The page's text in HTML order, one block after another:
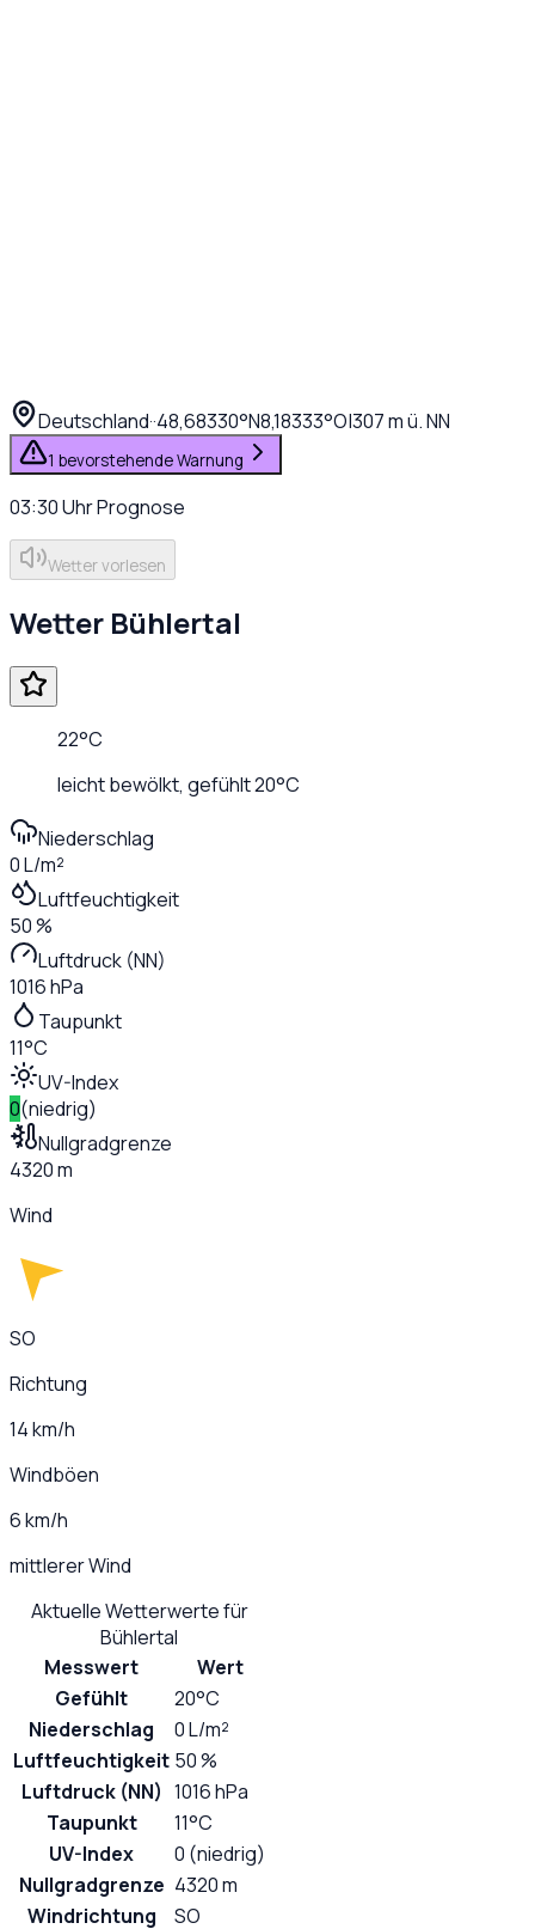
Deutschland··48,68330°N8,18333°O|307m ü. NN
1 bevorstehende Warnung
03:30UhrPrognose
Wetter vorlesen
Wetter Bühlertal
22°C
leicht bewölkt, gefühlt20°C
Niederschlag
0 L/m²
Luftfeuchtigkeit
50 %
Luftdruck (NN)
1016 hPa
Taupunkt
11°C
UV-Index
0(niedrig)
Nullgradgrenze
4320 m
Wind
SO
Richtung
14 km/h
Windböen
6 km/h
mittlerer Wind
Aktuelle Wetterwerte für
Bühlertal
Messwert
Wert
Gefühlt
20°C
Niederschlag
0 L/m²
Luftfeuchtigkeit 50 %
Luftdruck (NN) 1016 hPa
Taupunkt
11°C
UV-Index
0 (niedrig)
Nullgradgrenze 4320 m
Windrichtung
SO